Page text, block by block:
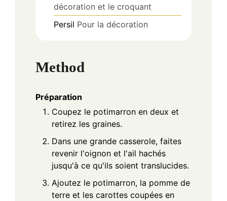
décoration et le croquant
Persil Pour la décoration
Method
Préparation
Coupez le potimarron en deux et
retirez les graines.
Dans une grande casserole, faites
revenir l'oignon et l'ail hachés
jusqu'à ce qu'ils soient translucides.
Ajoutez le potimarron, la pomme de
terre et les carottes coupées en